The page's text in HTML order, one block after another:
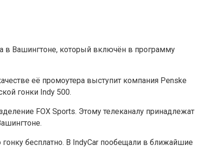
в Вашингтоне, который включён в программу
её промоутера выступит компания Penske
гонки Indy 500.
FOX Sports. Этому телеканалу принадлежат
бесплатно. В IndyCar пообещали в ближайшие